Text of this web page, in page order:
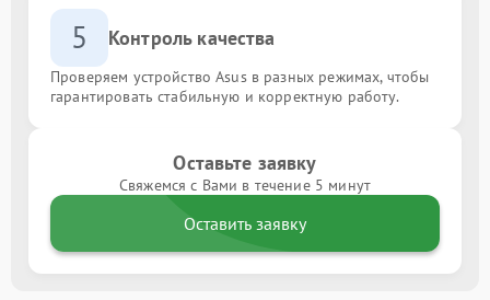
5 Контроль качества
Проверяем устройство Asus в разных режимах, чтобы
гарантировать стабильную и корректную работу.
Оставьте заявку
Свяжемся с Вами в течение 5 минут
Оставить заявку